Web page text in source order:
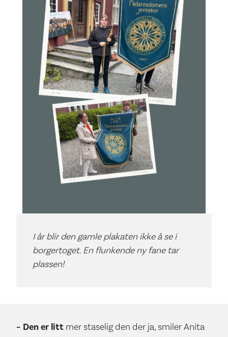
I år blir den gamle plakaten ikke å se i
borgertoget. En flunkende ny fane tar
plassen!
– Den er litt mer staselig den der ja, smiler Anita